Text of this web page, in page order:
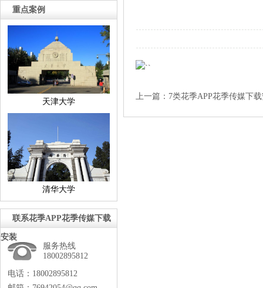
重点案例
天津大学
清华大学
联系花季APP花季传媒下载
安装
服务热线
18002895812
电话：18002895812
上一篇： 7类花季APP花季传媒下